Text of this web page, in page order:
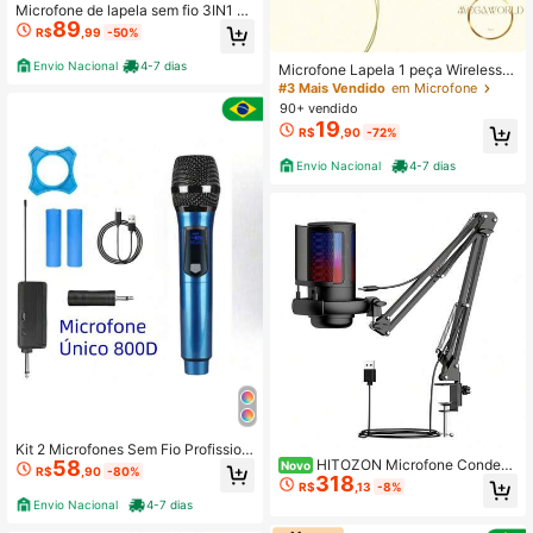
Microfone de lapela sem fio 3IN1 pa
ra transmissão de vídeo ao vivo F11
-3N1-2
R$89 ,99 -50%
Envio Nacional 4-7 dias
Kit 2 Microfones Sem Fio Profission
al UHF com Display LED e Receptor
de Alta Performance
R$58 ,90 -80%
Envio Nacional 4-7 dias
Microfone Lapela 1 peça Wireless S
em Fio USB Tipo C Android Envio I
mediato
#3 Mais Vendido em Microfone
90+ vendido
R$19 ,90 -72%
Envio Nacional 4-7 dias
Novo HITOZON Microfone Condens
ador para Jogos, Plugue USB-A, Ilu
minação RGB, Suporte de Braço Art
R$318 ,13 -8%